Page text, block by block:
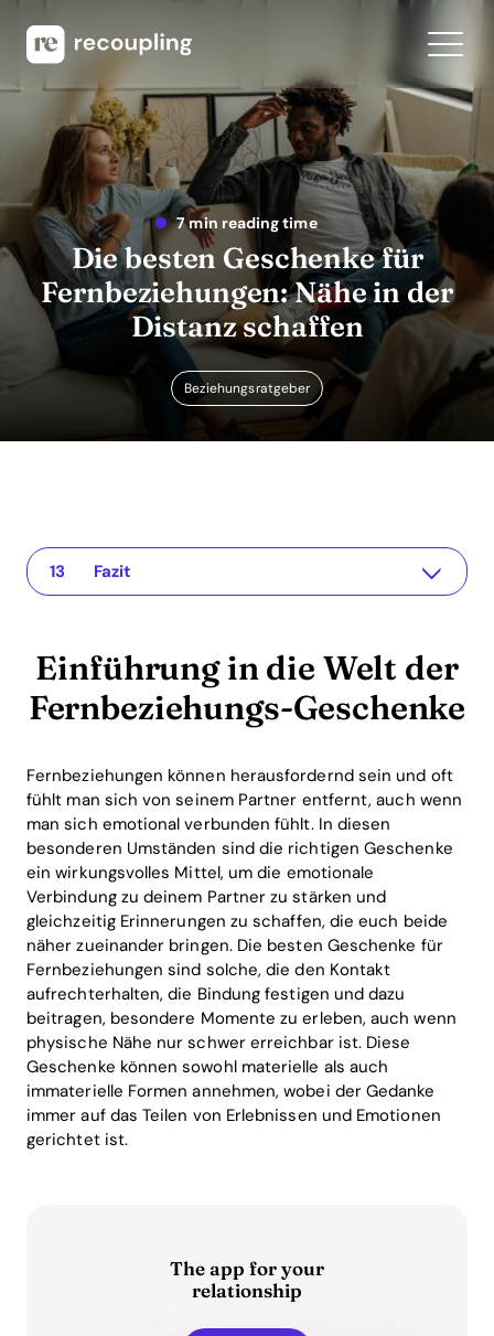
7 min reading time
Die besten Geschenke für
Fernbeziehungen: Nähe in der
Distanz schaffen
Beziehungsratgeber
Einführung in die Welt der Fernbeziehungs-Geschenke
The app for your relationship
1. Personalisierte Geschenke: Ein Hauch von Einzigartigkeit
2. Digitale Übertragung von Zuneigung
3. Gemeinsame Erlebnisse trotz Distanz
4. Praktische Geschenke: Unterstützung für den Alltag
5. Überraschungspakete: Geschenke, die Freude bringen
ROI-Vorteile von Geschenken für Fernbeziehungen
Häufig gestellte Fragen (FAQ)
Was sind die besten Geschenke für Fernbeziehungen?
Wie kann ich die Distanz in einer Beziehung überbrücken?
Welche Rolle spielt die Kommunikation in Fernbeziehungen?
Fazit
Einführung in die Welt der
Fernbeziehungs-Geschenke
Fernbeziehungen können herausfordernd sein und oft
fühlt man sich von seinem Partner entfernt, auch wenn
man sich emotional verbunden fühlt. In diesen
besonderen Umständen sind die richtigen Geschenke
ein wirkungsvolles Mittel, um die emotionale
Verbindung zu deinem Partner zu stärken und
gleichzeitig Erinnerungen zu schaffen, die euch beide
näher zueinander bringen. Die besten Geschenke für
Fernbeziehungen sind solche, die den Kontakt
aufrechterhalten, die Bindung festigen und dazu
beitragen, besondere Momente zu erleben, auch wenn
physische Nähe nur schwer erreichbar ist. Diese
Geschenke können sowohl materielle als auch
immaterielle Formen annehmen, wobei der Gedanke
immer auf das Teilen von Erlebnissen und Emotionen
gerichtet ist.
The app for your
relationship